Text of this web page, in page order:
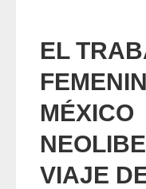
EL
MÉXICO
VIAJE